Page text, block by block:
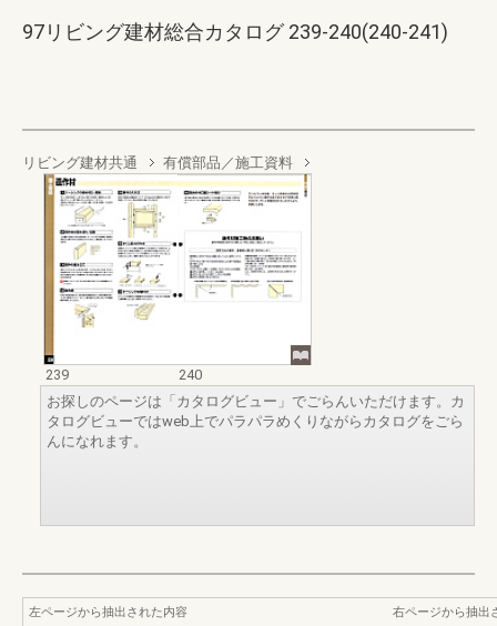
97リビング建材総合カタログ 239-240(240-241)
リビング建材共通 有償部品／施工資料
239
240
お探しのページは「カタログビュー」でごらんいただけます。カ
タログビューではweb上でパラパラめくりながらカタログをごら
んになれます。
左ページから抽出された内容
右ページから抽出